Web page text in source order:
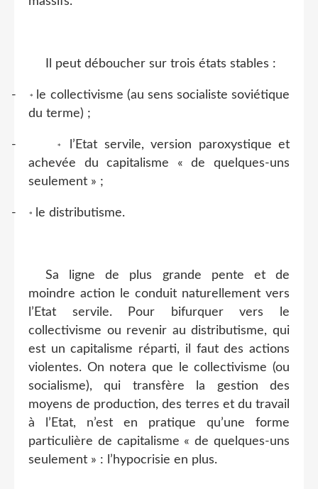
Il peut déboucher sur trois états stables :
- *
le collectivisme (au sens socialiste soviétique
du terme) ;
- *
l’Etat servile, version paroxystique et
achevée du capitalisme « de quelques-uns
seulement » ;
- * le distributisme.
Sa ligne de plus grande pente et de
moindre action le conduit naturellement vers
l’Etat servile. Pour bifurquer vers le
collectivisme ou revenir au distributisme, qui
est un capitalisme réparti, il faut des actions
violentes. On notera que le collectivisme (ou
socialisme), qui transfère la gestion des
moyens de production, des terres et du travail
à l’Etat, n’est en pratique qu’une forme
particulière de capitalisme « de quelques-uns
seulement » : l’hypocrisie en plus.